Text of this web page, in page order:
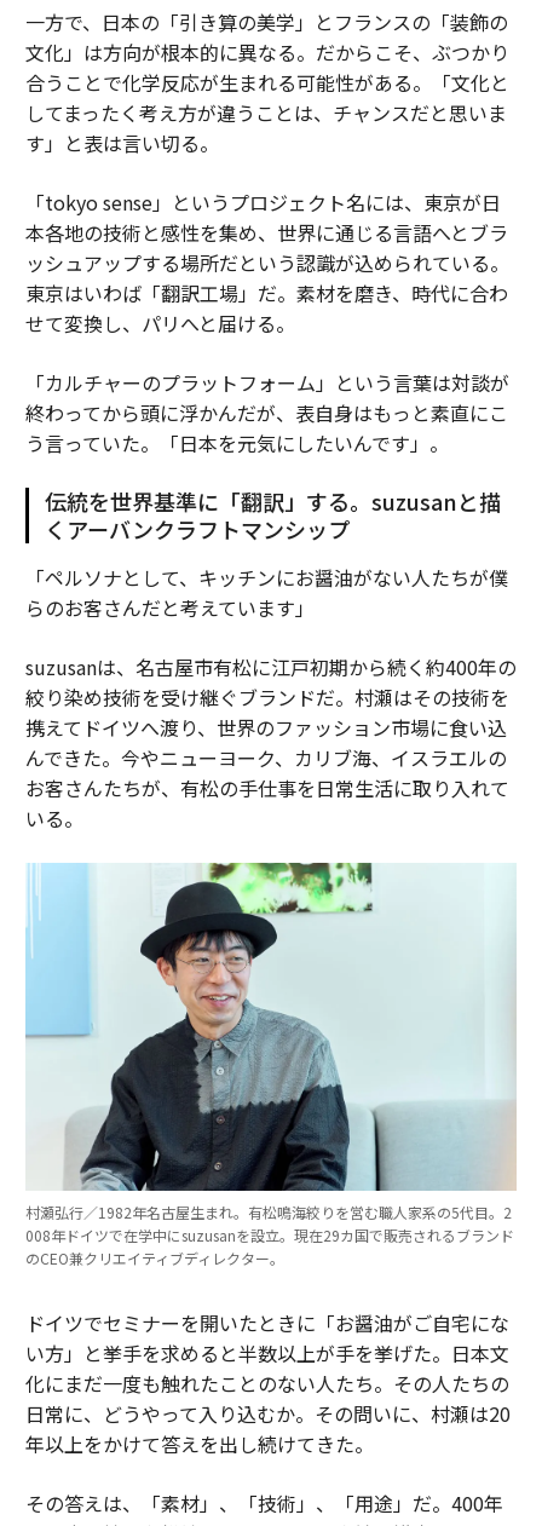
一方で、日本の「引き算の美学」とフランスの「装飾の
文化」は方向が根本的に異なる。だからこそ、ぶつかり
合うことで化学反応が生まれる可能性がある。「文化と
してまったく考え方が違うことは、チャンスだと思いま
す」と表は言い切る。
「tokyo sense」というプロジェクト名には、東京が日
本各地の技術と感性を集め、世界に通じる言語へとブラ
ッシュアップする場所だという認識が込められている。
東京はいわば「翻訳工場」だ。素材を磨き、時代に合わ
せて変換し、パリへと届ける。
「カルチャーのプラットフォーム」という言葉は対談が
終わってから頭に浮かんだが、表自身はもっと素直にこ
う言っていた。「日本を元気にしたいんです」。
伝統を世界基準に「翻訳」する。suzusanと描
くアーバンクラフトマンシップ
「ペルソナとして、キッチンにお醤油がない人たちが僕
らのお客さんだと考えています」
suzusanは、名古屋市有松に江戸初期から続く約400年の
絞り染め技術を受け継ぐブランドだ。村瀬はその技術を
携えてドイツへ渡り、世界のファッション市場に食い込
んできた。今やニューヨーク、カリブ海、イスラエルの
お客さんたちが、有松の手仕事を日常生活に取り入れて
いる。
村瀬弘行／1982年名古屋生まれ。有松鳴海絞りを営む職人家系の5代目。2
008年ドイツで在学中にsuzusanを設立。現在29カ国で販売されるブランド
のCEO兼クリエイティブディレクター。
ドイツでセミナーを開いたときに「お醤油がご自宅にな
い方」と挙手を求めると半数以上が手を挙げた。日本文
化にまだ一度も触れたことのない人たち。その人たちの
日常に、どうやって入り込むか。その問いに、村瀬は20
年以上をかけて答えを出し続けてきた。
その答えは、「素材」、「技術」、「用途」だ。400年